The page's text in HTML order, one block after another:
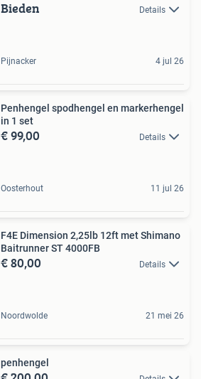
Bieden Details
Pijnacker 4 jul 26
Penhengel spodhengel en markerhengel
in 1 set
€ 99,00 Details
Oosterhout 11 jul 26
F4E Dimension 2,25lb 12ft met Shimano
Baitrunner ST 4000FB
€ 80,00 Details
Noordwolde 21 mei 26
penhengel